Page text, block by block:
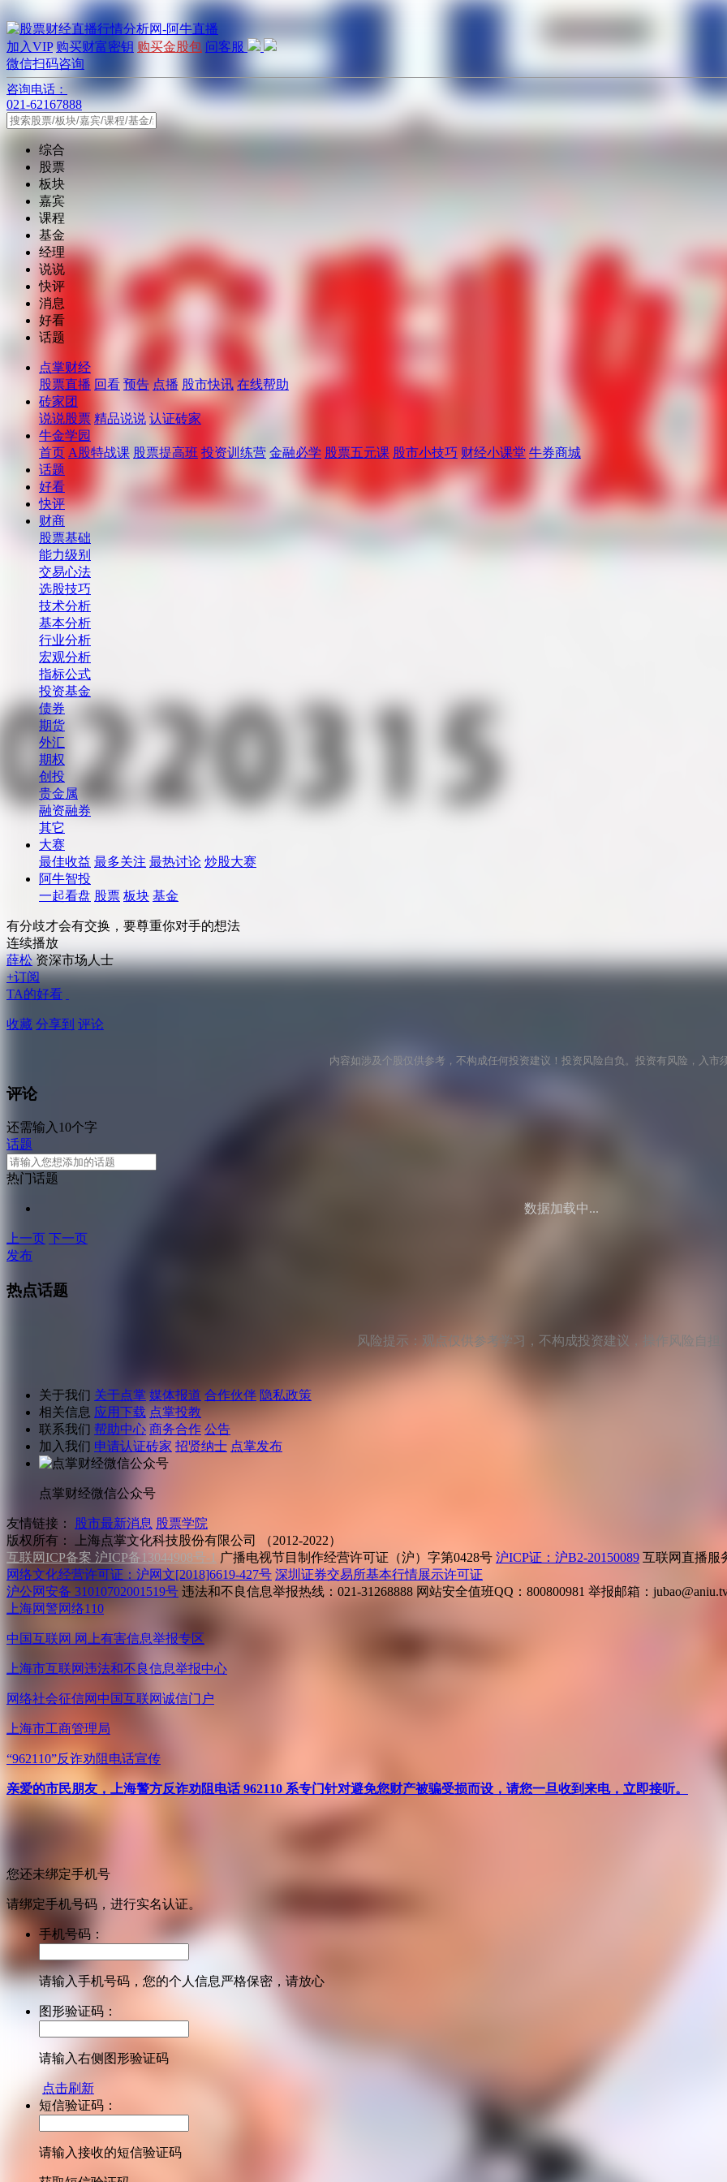
加入VIP 购买财富密钥 购买金股包 问客服
微信扫码咨询
咨询电话：
021-62167888
综合
股票
板块
嘉宾
课程
基金
经理
说说
快评
消息
好看
话题
点掌财经
股票直播 回看 预告 点播 股市快讯 在线帮助
砖家团
说说股票 精品说说 认证砖家
牛金学园
首页 A股特战课 股票提高班 投资训练营 金融必学 股票五元课 股市小技巧 财经小课堂 牛券商城
话题
好看
快评
财商
股票基础
能力级别
交易心法
选股技巧
技术分析
基本分析
行业分析
宏观分析
指标公式
投资基金
债券
期货
外汇
期权
创投
贵金属
融资融券
其它
大赛
最佳收益 最多关注 最热讨论 炒股大赛
阿牛智投
一起看盘 股票 板块 基金
有分歧才会有交换，要尊重你对手的想法
连续播放
薛松 资深市场人士
+订阅
TA的好看
收藏 分享到 评论
内容如涉及个股仅供参考，不构成任何投资建议！投资风险自负。投资有风险，入市
评论
还需输入10个字
话题
热门话题
数据加载中...
上一页 下一页
发布
热点话题
风险提示：观点仅供参考学习，不构成投资建议，操作风险自担
关于我们 关于点掌 媒体报道 合作伙伴 隐私政策
相关信息 应用下载 点掌投教
联系我们 帮助中心 商务合作 公告
加入我们 申请认证砖家 招贤纳士 点掌发布
点掌财经微信公众号
友情链接： 股市最新消息 股票学院
版权所有：
上海点掌文化科技股份有限公司 （2012-2022）
互联网ICP备案 沪ICP备13044908号-1 广播电视节目制作经营许可证（沪）字第0428号 沪ICP证：沪B2-20150089 互联网直播服
网络文化经营许可证：沪网文[2018]6619-427号 深圳证券交易所基本行情展示许可证
沪公网安备 31010702001519号 违法和不良信息举报热线：021-31268888 网站安全值班QQ：800800981 举报邮箱：
上海网警网络110
中国互联网 网上有害信息举报专区
上海市互联网违法和不良信息举报中心
网络社会征信网 中国互联网诚信门户
上海市工商管理局
“962110”反诈劝阻电话宣传
亲爱的市民朋友，上海警方反诈劝阻电话 962110 系专门针对避免您财产被骗受损而设，请您一旦收到来电，立即接听。
您还未绑定手机号
请绑定手机号码，进行实名认证。
手机号码：
请输入手机号码，您的个人信息严格保密，请放心
图形验证码：
请输入右侧图形验证码
点击刷新
短信验证码：
请输入接收的短信验证码